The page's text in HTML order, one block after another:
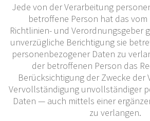
Jede von der Verarbeitung
betroffene Person hat das
Richtlinien- und Verordnungsgeber
unverzügliche Berichtigung sie
personenbezogener Daten zu
der betroffenen Person das
Berücksichtigung der Zwecke der
Vervollständigung unvollständiger
Daten — auch mittels einer
zu verlangen.